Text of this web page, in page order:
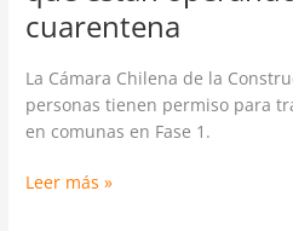
cuarentena
La Cámara Chilena de la
personas tienen permiso para
en comunas en Fase 1.
cuarentena
Leer más »